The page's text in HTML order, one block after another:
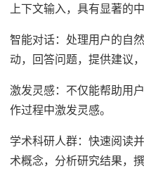
上下文输入，具有显著的中
智能对话：处理用户的自
动，回答问题，提供建议，
激发灵感：不仅能帮助用
作过程中激发灵感。
学术科研人群：快速阅读
术概念，分析研究结果，撰